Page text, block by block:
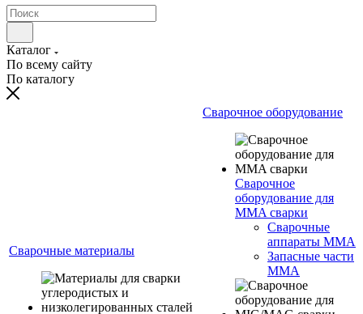
Каталог
По всему сайту
По каталогу
Сварочные материалы
Сварочное оборудование
Сварочное
оборудование для
MMA сварки
Сварочные
аппараты MMA
Запасные части
MMA